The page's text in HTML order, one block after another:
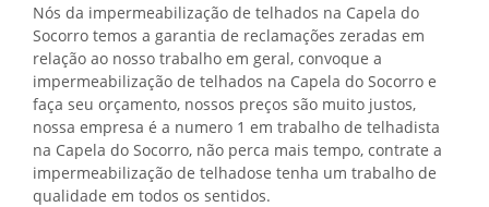
Nós da impermeabilização de telhados na Capela do
Socorro temos a garantia de reclamações zeradas em
relação ao nosso trabalho em geral, convoque a
impermeabilização de telhados na Capela do Socorro e
faça seu orçamento, nossos preços são muito justos,
nossa empresa é a numero 1 em trabalho de telhadista
na Capela do Socorro, não perca mais tempo, contrate a
impermeabilização de telhadose tenha um trabalho de
qualidade em todos os sentidos.